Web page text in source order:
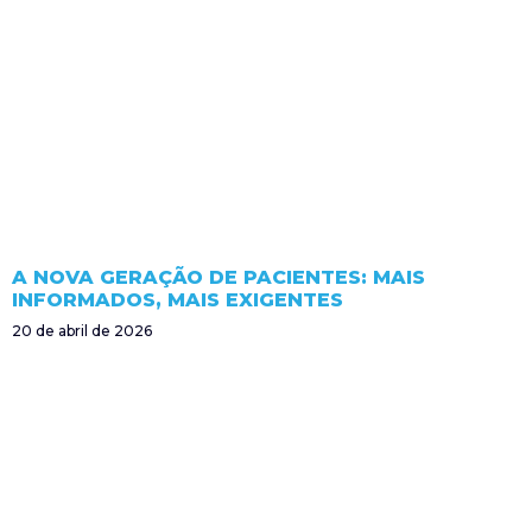
A NOVA GERAÇÃO DE PACIENTES: MAIS
INFORMADOS, MAIS EXIGENTES
20 de abril de 2026